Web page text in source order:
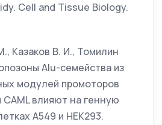
Cell and Tissue Biology.
Казаков В. И., Томилин
Alu-семейства из
модулей промоторов
CAML влияют на генную
A549 и НЕК293.